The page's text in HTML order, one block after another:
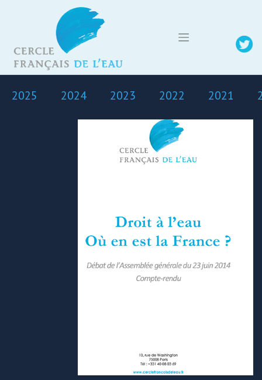
2025 2024 2023 2022 2021